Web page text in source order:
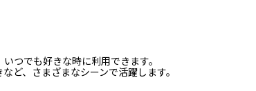
つでも好きな時に利用できます。
ど、さまざまなシーンで活躍します。